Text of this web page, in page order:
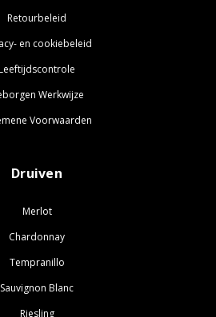
Retourbeleid
en cookiebeleid
Werkwijze
Voorwaarden
Druiven
Merlot
Chardonnay
Tempranillo
Sauvignon Blanc
Riesling